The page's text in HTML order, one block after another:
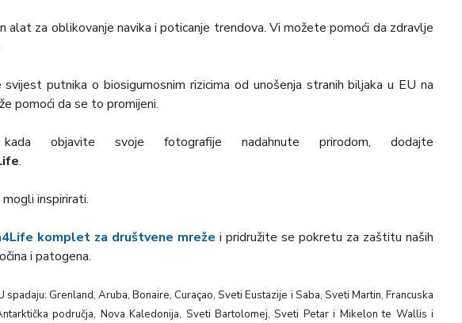
alat za oblikovanje navika i poticanje trendova. Vi možete pomoći da zdravlje
svijest putnika o biosigurnosnim rizicima od unošenja stranih biljaka u EU na
pomoći da se to promijeni.
objavite svoje fotografije nadahnute prirodom, dodajte
.
inspirirati.
komplet za društvene mreže i pridružite se pokretu za zaštitu naših
i patogena.
Grenland, Aruba, Bonaire, Curaçao, Sveti Eustazije i Saba, Sveti Martin, Francuska
područja, Nova Kaledonija, Sveti Bartolomej, Sveti Petar i Mikelon te Wallis i